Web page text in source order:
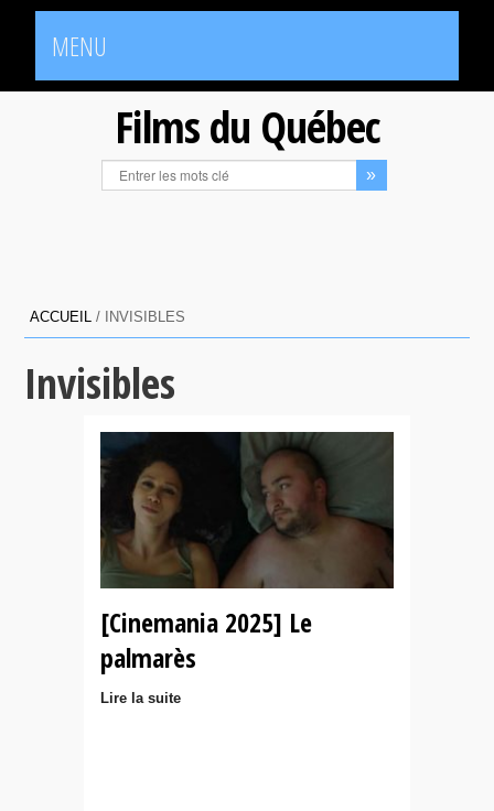
MENU
Films du Québec
ACCUEIL / INVISIBLES
Invisibles
[Cinemania 2025] Le
palmarès
Lire la suite